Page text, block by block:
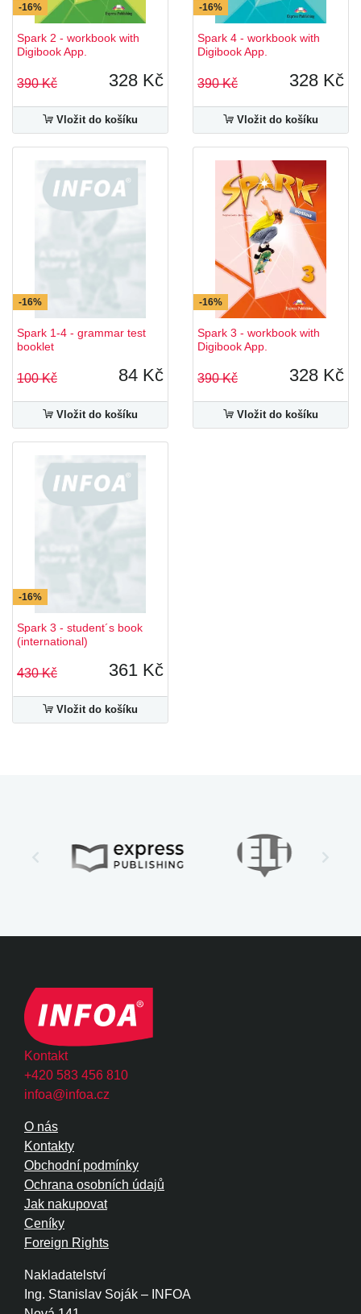
-16%
Spark 2 - workbook with
Digibook App.
390 Kč 328 Kč
Vložit do košíku
-16%
Spark 4 - workbook with
Digibook App.
390 Kč 328 Kč
Vložit do košíku
-16%
Spark 1-4 - grammar test
booklet
100 Kč 84 Kč
Vložit do košíku
-16%
Spark 3 - workbook with
Digibook App.
390 Kč 328 Kč
Vložit do košíku
-16%
Spark 3 - student´s book
(international)
430 Kč 361 Kč
Vložit do košíku
Kontakt
+420 583 456 810
infoa@infoa.cz
Nakladatelství
Ing. Stanislav Soják – INFOA
O nás
Kontakty
Obchodní podmínky
Ochrana osobních údajů
Jak nakupovat
Ceníky
Foreign Rights